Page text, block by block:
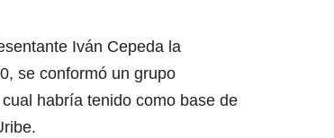
Iván Cepeda la
se conformó un grupo
habría tenido como base de